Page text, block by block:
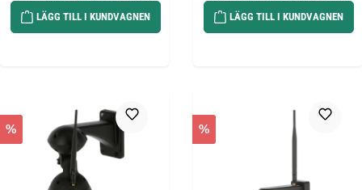
LÄGG TILL I KUNDVAGNEN LÄGG TILL I KUNDVAGNEN
% %